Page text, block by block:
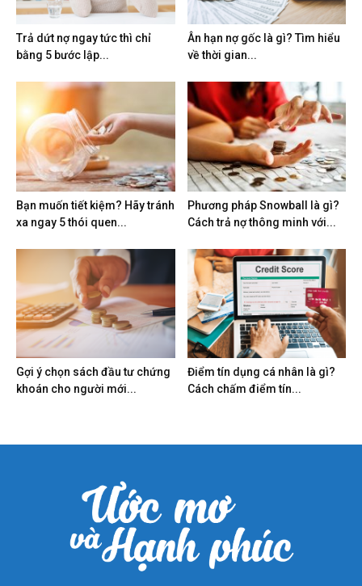
Trả dứt nợ ngay tức thì chỉ
bằng 5 bước lập...
Ân hạn nợ gốc là gì? Tìm hiểu
về thời gian...
Bạn muốn tiết kiệm? Hãy tránh
xa ngay 5 thói quen...
Phương pháp Snowball là gì?
Cách trả nợ thông minh với...
Gợi ý chọn sách đầu tư chứng
khoán cho người mới...
Điểm tín dụng cá nhân là gì?
Cách chấm điểm tín...